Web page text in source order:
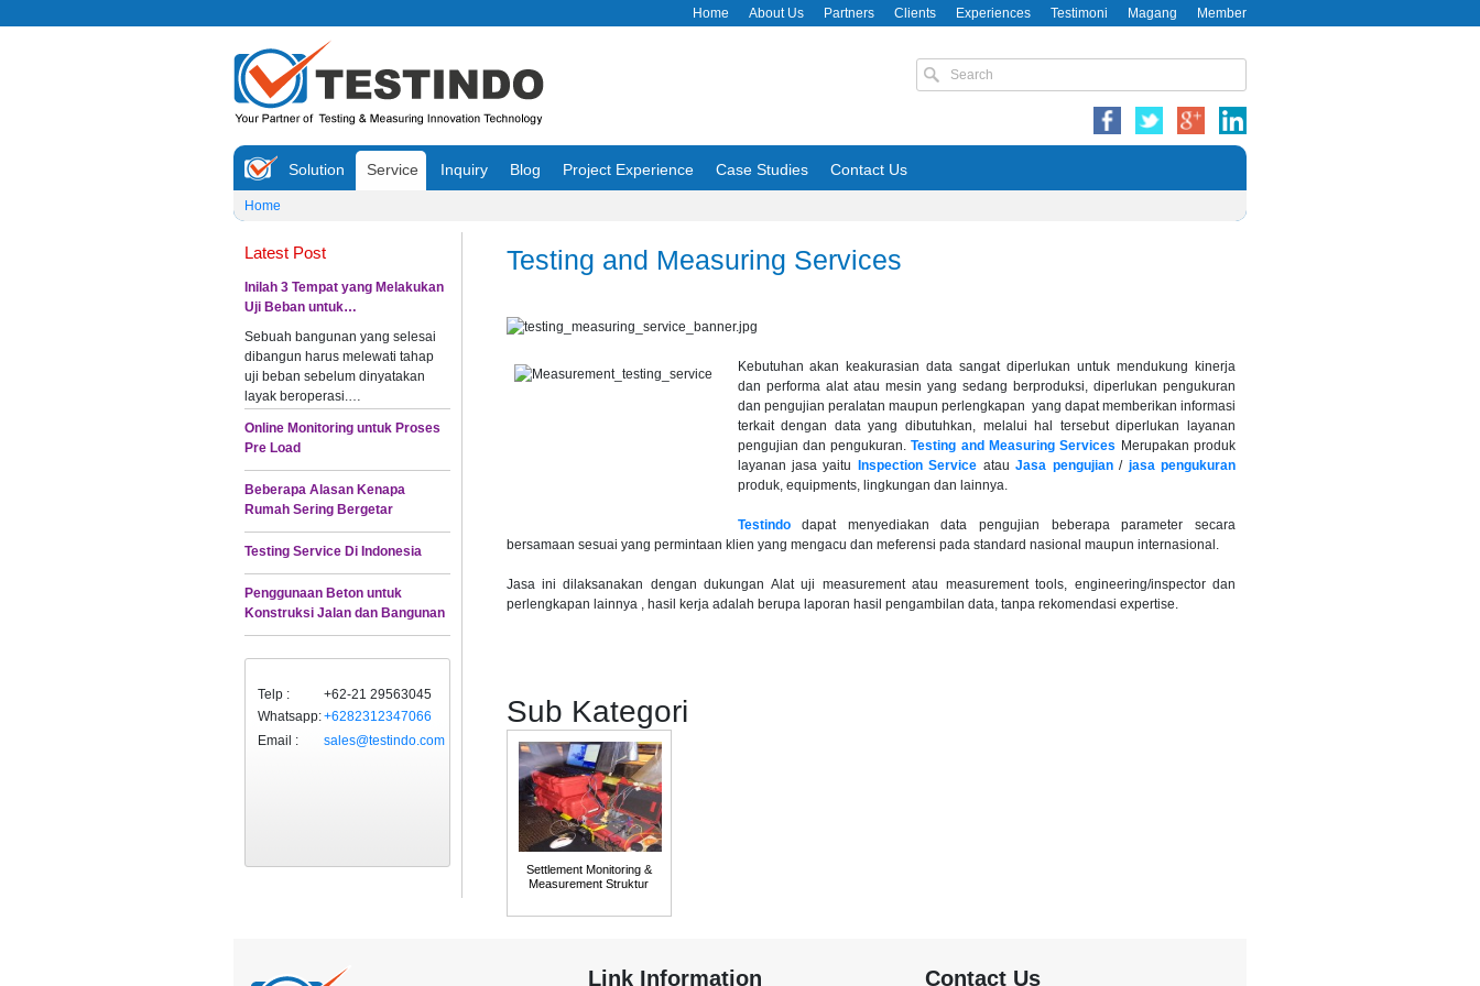
Home About Us Partners Clients Experiences Testimoni Magang Member
Solution Service Inquiry Blog Project Experience Case Studies Contact Us
Home
Latest Post
Inilah 3 Tempat yang Melakukan
Uji Beban untuk…
Sebuah bangunan yang selesai
dibangun harus melewati tahap
uji beban sebelum dinyatakan
layak beroperasi.…
Online Monitoring untuk Proses
Pre Load
Beberapa Alasan Kenapa
Rumah Sering Bergetar
Testing Service Di Indonesia
Penggunaan Beton untuk
Konstruksi Jalan dan Bangunan
Telp :
+62-21 29563045
Whatsapp:+6282312347066
Email :
sales@testindo.com
Testing and Measuring Services
Kebutuhan akan keakurasian data sangat diperlukan untuk mendukung kinerja
dan performa alat atau mesin yang sedang berproduksi, diperlukan pengukuran
dan pengujian peralatan maupun perlengkapan yang dapat memberikan informasi
terkait dengan data yang dibutuhkan, melalui hal tersebut diperlukan layanan
pengujian dan pengukuran.Testing and Measuring Services Merupakan produk
layanan jasa yaitu Inspection Service atauJasa pengujian/ jasa pengukuran
produk, equipments, lingkungan dan lainnya.
Testindo
dapat menyediakan data pengujian beberapa parameter secara
bersamaan sesuai yang permintaan klien yang mengacu dan meferensi pada standard nasional maupun internasional.
Jasa ini dilaksanakan dengan dukungan Alat uji measurement atau measurement tools, engineering/inspector dan
perlengkapan lainnya , hasil kerja adalah berupa laporan hasil pengambilan data, tanpa rekomendasi expertise.
Sub Kategori
Settlement Monitoring &
Measurement Struktur
Link Information Contact Us